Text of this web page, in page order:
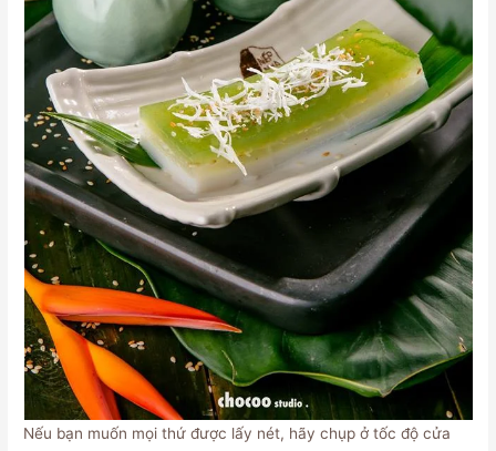
Nếu bạn muốn mọi thứ được lấy nét, hãy chụp ở tốc độ cửa